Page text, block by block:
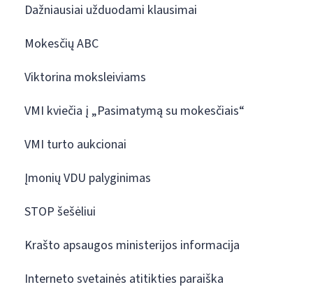
Dažniausiai užduodami klausimai
Mokesčių ABC
Viktorina moksleiviams
VMI kviečia į „Pasimatymą su mokesčiais“
VMI turto aukcionai
Įmonių VDU palyginimas
STOP šešėliui
Krašto apsaugos ministerijos informacija
Interneto svetainės atitikties paraiška